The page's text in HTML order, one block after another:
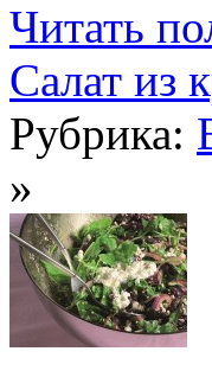
Читать
Салат из
Рубрика:
»